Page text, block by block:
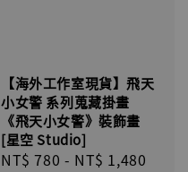
【海外工作室現貨】飛天
小女警 系列蒐藏掛畫
《飛天小女警》裝飾畫
[星空 Studio]
Regular
NT$ 780 - NT$ 1,480